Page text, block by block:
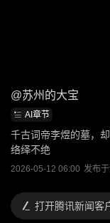
@苏州的大宝
AI章节
千古词帝李煜的墓，
络绎不绝
2026-05-12 06:00 发布于
打开腾讯新闻客